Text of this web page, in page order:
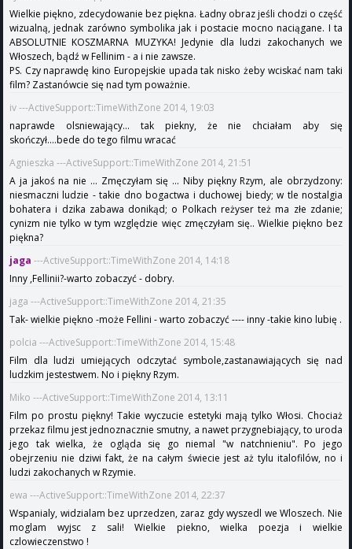
Wielkie piękno, zdecydowanie bez piękna. Ładny obraz jeśli chodzi o część
wizualną, jednak zarówno symbolika jak i postacie mocno naciągane. I ta
ABSOLUTNIE KOSZMARNA MUZYKA! Jedynie dla ludzi zakochanych we
Włoszech, bądź w Fellinim - a i nie zawsze.
PS. Czy naprawdę kino Europejskie upada tak nisko żeby wciskać nam taki
film? Zastanówcie się nad tym poważnie.
iv ---ActiveSupport::TimeWithZone 2014, 19:03
naprawde olsniewający... tak piekny, że nie chciałam aby się
skończył....bede do tego filmu wracać
Agnieszka ---ActiveSupport::TimeWithZone 2014, 21:51
A ja jakoś na nie ... Zmęczyłam się ... Niby piękny Rzym, ale obrzydzony:
niesmaczni ludzie - takie dno bogactwa i duchowej biedy; w tle nostalgia
bohatera i dzika zabawa donikąd; o Polkach reżyser też ma złe zdanie;
cynizm nie tylko w tym względzie więc zmęczyłam się.. Wielkie piękno bez
piękna?
jaga ---ActiveSupport::TimeWithZone 2014, 14:18
Inny ,Fellinii?-warto zobaczyć - dobry.
jaga ---ActiveSupport::TimeWithZone 2014, 21:35
Tak- wielkie piękno -może Fellini - warto zobaczyć ---- inny -takie kino lubię .
polcia ---ActiveSupport::TimeWithZone 2014, 15:48
Film dla ludzi umiejących odczytać symbole,zastanawiających się nad
ludzkim jestestwem. No i piękny Rzym.
Miko ---ActiveSupport::TimeWithZone 2014, 13:11
Film po prostu piękny! Takie wyczucie estetyki mają tylko Włosi. Chociaż
przekaz filmu jest jednoznacznie smutny, a nawet przygnebiający, to uroda
jego tak wielka, że ogląda się go niemal "w natchnieniu". Po jego
obejrzeniu nie dziwi fakt, że na całym świecie jest aż tylu italofilów, no i
ludzi zakochanych w Rzymie.
ewa ---ActiveSupport::TimeWithZone 2014, 22:37
Wspanialy, widzialam bez uprzedzen, zaraz gdy wyszedl we Wloszech. Nie
moglam wyjsc z sali! Wielkie piekno, wielka poezja i wielkie
czlowieczenstwo !